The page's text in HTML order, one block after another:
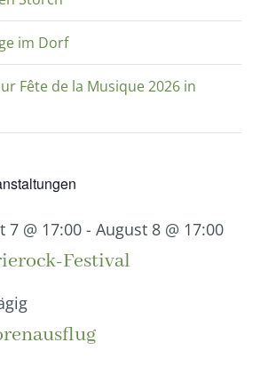
im Dorf
Fête de la Musique 2026 in
7 @ 17:00 - August 8 @ 17:00
Festival